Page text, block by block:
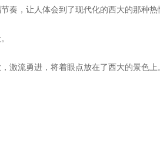
奏，让人体会到了现代化的西大的那种
激流勇进，将着眼点放在了西大的景色